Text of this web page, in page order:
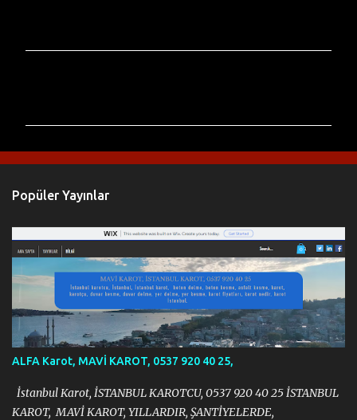
m
r
Popüler Yayınlar
ALFA Karot, MAVİ KAROT, 0537 920 40 25,
İstanbul Karot, İSTANBUL KAROTCU, 0537 920 40 25 İSTANBUL
KAROT, MAVİ KAROT, YILLARDIR, ŞANTİYELERDE,